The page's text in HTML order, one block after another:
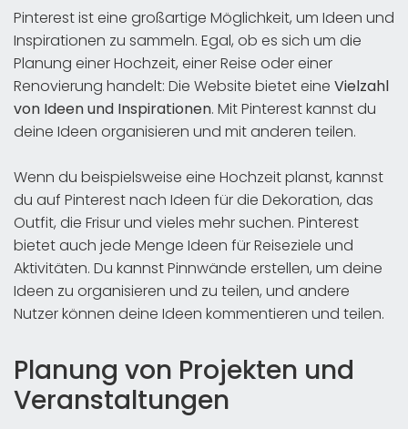
Pinterest ist eine großartige Möglichkeit, um Ideen und
Inspirationen zu sammeln. Egal, ob es sich um die
Planung einer Hochzeit, einer Reise oder einer
Renovierung handelt: Die Website bietet eine Vielzahl
von Ideen und Inspirationen. Mit Pinterest kannst du
deine Ideen organisieren und mit anderen teilen.
Wenn du beispielsweise eine Hochzeit planst, kannst
du auf Pinterest nach Ideen für die Dekoration, das
Outfit, die Frisur und vieles mehr suchen. Pinterest
bietet auch jede Menge Ideen für Reiseziele und
Aktivitäten. Du kannst Pinnwände erstellen, um deine
Ideen zu organisieren und zu teilen, und andere
Nutzer können deine Ideen kommentieren und teilen.
Planung von Projekten und
Veranstaltungen